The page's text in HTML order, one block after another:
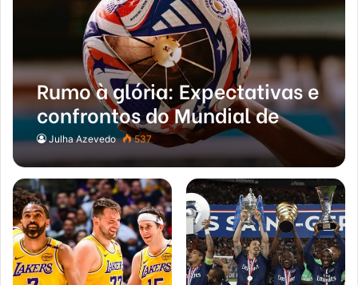
Rumo à glória: Expectativas e
confrontos do Mundial de
Clubes
Julha Azevedo 537